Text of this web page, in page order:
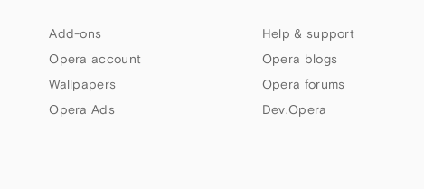
Add-ons
Opera account
Wallpapers
Opera Ads
Help & support
Opera blogs
Opera forums
Dev.Opera